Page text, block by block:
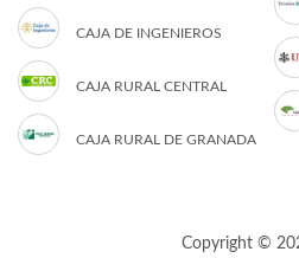
CAJA DE INGENIEROS
CAJA RURAL CENTRAL
CAJA RURAL DE GRANADA
Copyright ©